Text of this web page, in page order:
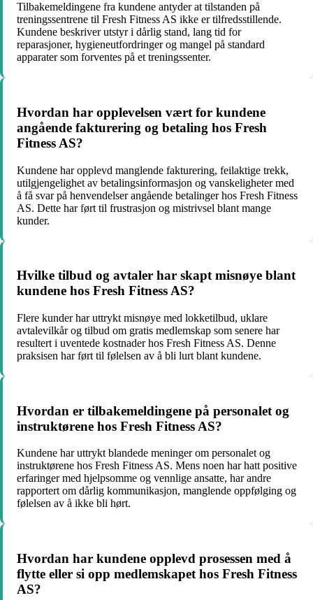
Tilbakemeldingene fra kundene antyder at tilstanden på
treningssentrene til Fresh Fitness AS ikke er tilfredsstillende.
Kundene beskriver utstyr i dårlig stand, lang tid for
reparasjoner, hygieneutfordringer og mangel på standard
apparater som forventes på et treningssenter.
Hvordan har opplevelsen vært for kundene
angående fakturering og betaling hos Fresh
Fitness AS?
Kundene har opplevd manglende fakturering, feilaktige trekk,
utilgjengelighet av betalingsinformasjon og vanskeligheter med
å få svar på henvendelser angående betalinger hos Fresh Fitness
AS. Dette har ført til frustrasjon og mistrivsel blant mange
kunder.
Hvilke tilbud og avtaler har skapt misnøye blant
kundene hos Fresh Fitness AS?
Flere kunder har uttrykt misnøye med lokketilbud, uklare
avtalevilkår og tilbud om gratis medlemskap som senere har
resultert i uventede kostnader hos Fresh Fitness AS. Denne
praksisen har ført til følelsen av å bli lurt blant kundene.
Hvordan er tilbakemeldingene på personalet og
instruktørene hos Fresh Fitness AS?
Kundene har uttrykt blandede meninger om personalet og
instruktørene hos Fresh Fitness AS. Mens noen har hatt positive
erfaringer med hjelpsomme og vennlige ansatte, har andre
rapportert om dårlig kommunikasjon, manglende oppfølging og
følelsen av å ikke bli hørt.
Hvordan har kundene opplevd prosessen med å
flytte eller si opp medlemskapet hos Fresh Fitness
AS?